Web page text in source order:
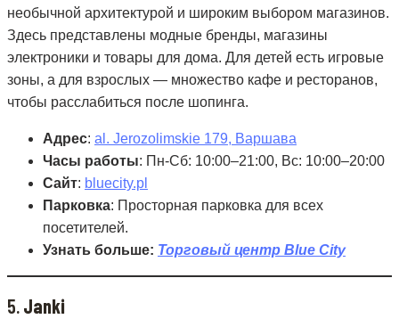
необычной архитектурой и широким выбором магазинов.
Здесь представлены модные бренды, магазины
электроники и товары для дома. Для детей есть игровые
зоны, а для взрослых — множество кафе и ресторанов,
чтобы расслабиться после шопинга.
Адрес: al. Jerozolimskie 179, Варшава
Часы работы: Пн-Сб: 10:00–21:00, Вс: 10:00–20:00
Сайт: bluecity.pl
Парковка: Просторная парковка для всех
посетителей.
Узнать больше: Торговый центр Blue City
5.Janki